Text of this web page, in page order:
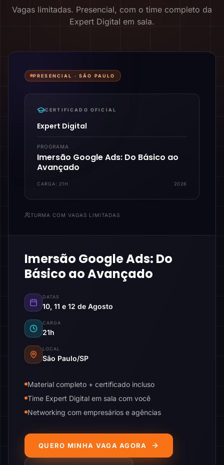
Vagas limitadas. Presencial, com o time completo da
Expert Digital em sala.
PRESENCIAL ·SÃO PAULO
CERTIFICADO OFICIAL
Expert Digital
PROGRAMA
Imersão Google Ads: Do Básico ao
Avançado
CARGA: 21H 2026
TURMA COM VAGAS LIMITADAS
Imersão Google Ads: Do
Básico ao Avançado
DATAS
10, 11 e 12 de Agosto
CARGA
21h
LOCAL
São Paulo/SP
Material completo + certificado incluso
Time Expert Digital em sala com você
Networking com empresários e agências
QUERO MINHA VAGA AGORA